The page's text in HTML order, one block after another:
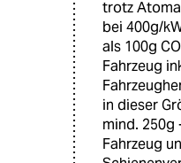
trotz
bei 400g/
als 100g
Fahrzeug
in dieser
mind. 250g
Fahrzeug